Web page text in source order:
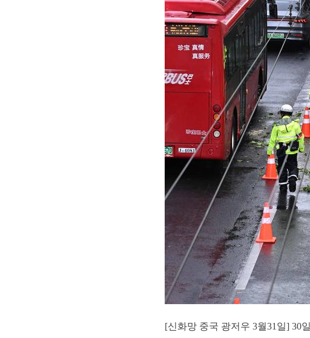
[신화망 중국 광저우 3월31일] 30